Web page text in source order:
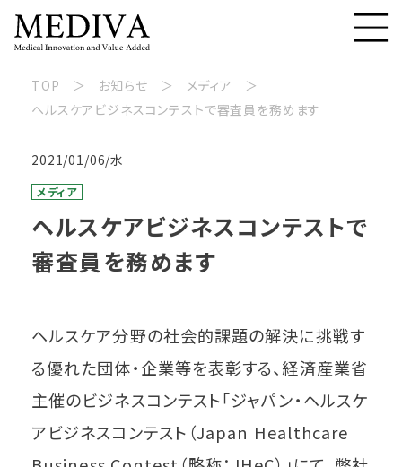
TOP お知らせ
メディア
ヘルスケアビジネスコンテストで審査員を務めます
2021/01/06/水
メディア
ヘルスケアビジネスコンテストで
審査員を務めます
ヘルスケア分野の社会的課題の解決に挑戦す
る優れた団体・企業等を表彰する、経済産業省
主催のビジネスコンテスト「ジャパン・ヘルスケ
アビジネスコンテスト（Japan Healthcare